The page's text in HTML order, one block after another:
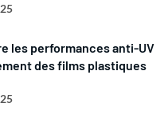
les performances anti-UV
des films plastiques